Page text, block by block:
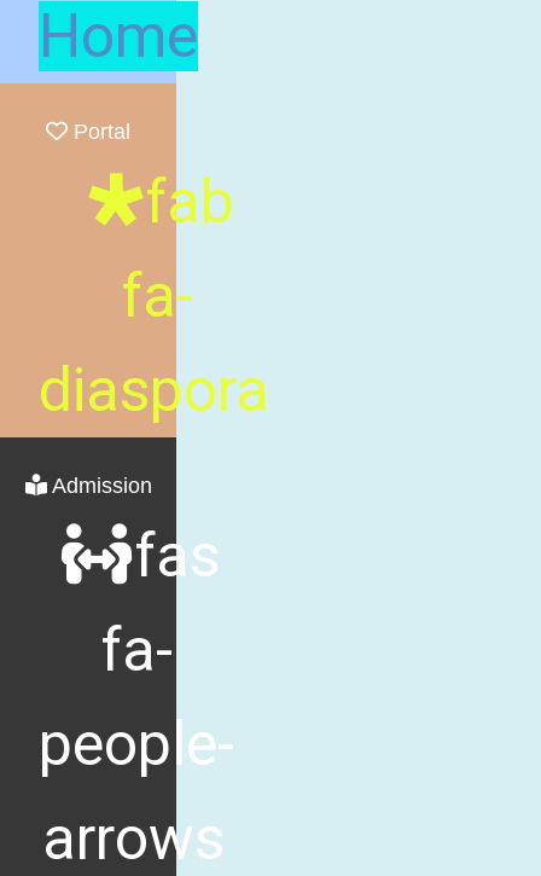
Home
Portal
fab
fa-
diaspora
Admission
fas
fa-
people-
arrows